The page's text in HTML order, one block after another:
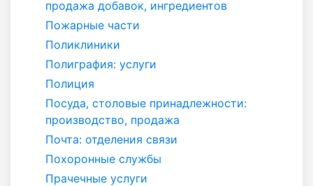
продажа добавок, ингредиентов
Пожарные части
Поликлиники
Полиграфия: услуги
Полиция
Посуда, столовые принадлежности:
производство, продажа
Почта: отделения связи
Похоронные службы
Прачечные услуги